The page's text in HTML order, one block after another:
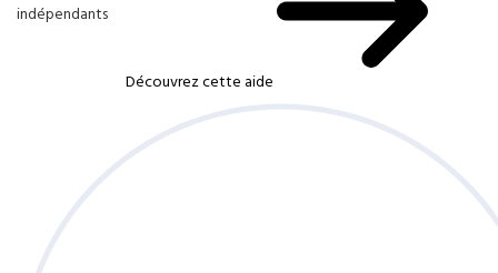
indépendants
Découvrez cette aide